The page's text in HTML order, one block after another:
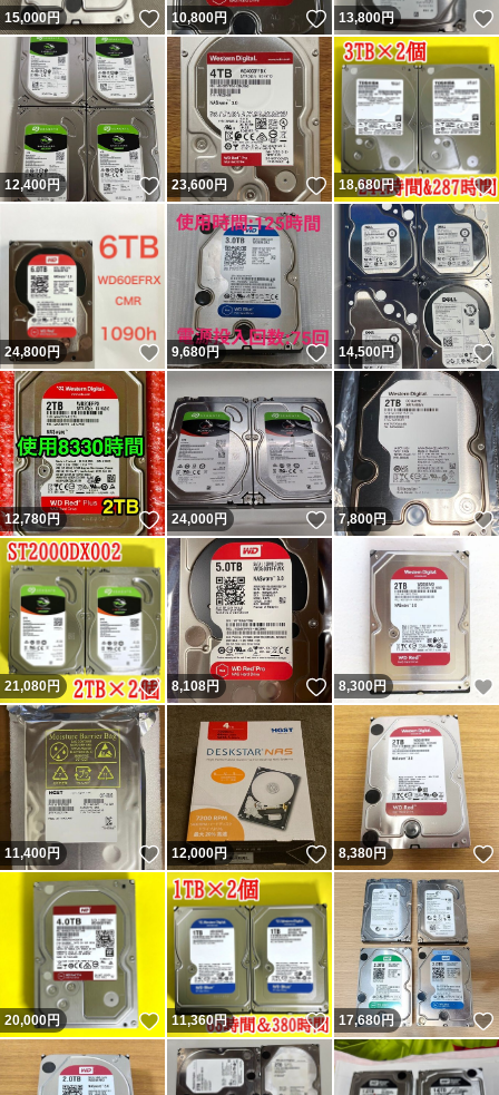
15,000円 いいね！
10,800円 いいね！
13,800円
12,400円 いいね！
23,600円 いいね！
18,680円
24,800円 いいね！
9,680円 いいね！
14,500円
12,780円 いいね！
24,000円 いいね！
7,800円
21,080円 いいね！
8,108円 いいね！
8,300円
11,400円 いいね！
12,000円 いいね！
8,380円
20,000円 いいね！
11,360円 いいね！
17,680円